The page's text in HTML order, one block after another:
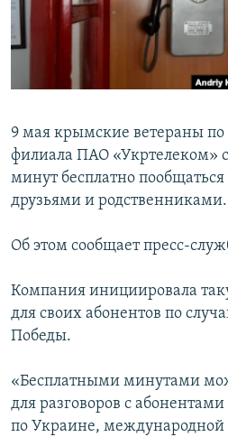
ПОБЕДИТЕЛЕЙ НЕ СУДЯТ?
КРЫМ.НЕПОКОРЕННЫЙ
ПРИСОЕДИНЯЙТЕСЬ!
Все сайты RFE/RL
9 мая крымские ветераны
филиала ПАО «Укртелеком»
минут бесплатно пообщаться
друзьями и родственниками.
Об этом сообщает пресс-
Компания инициировала
для своих абонентов по
Победы.
«Бесплатными минутами
для разговоров с
по Украине, международной